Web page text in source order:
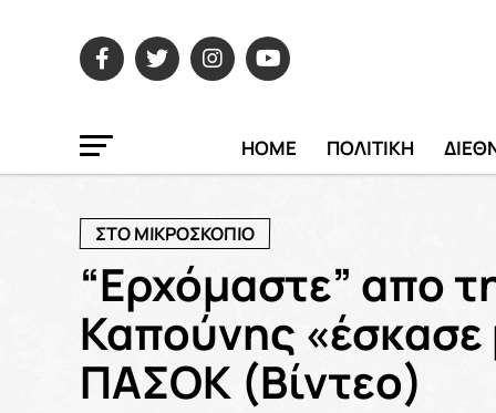
HOME ΠΟΛΙΤΙΚΗ
ΣΤΟ ΜΙΚΡΟΣΚΟΠΙΟ
“Ερχόμαστε” απο
Καπούνης
ΠΑΣΟΚ (Βίντεο)